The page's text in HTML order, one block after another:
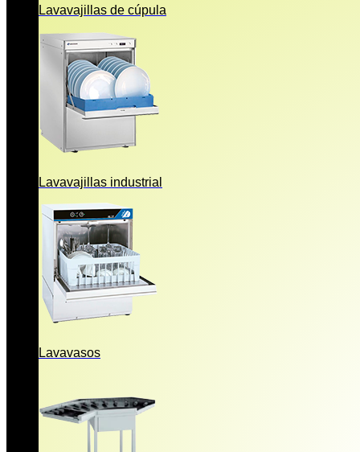
Lavavajillas de cúpula
Lavavajillas industrial
Lavavasos